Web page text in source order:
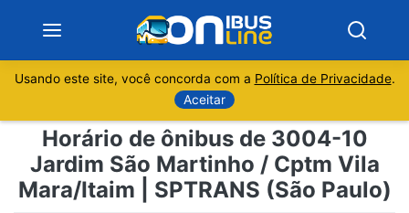
Sobre
Minas Gerais
Usando este site, você concorda com a Política de Privacidade.
Aceitar
Horário de ônibus de 3004-10
Jardim São Martinho / Cptm Vila
Mara/Itaim | SPTRANS (São Paulo)